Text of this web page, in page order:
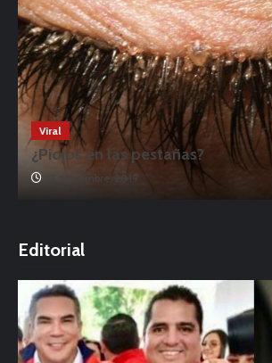
Viral
¿Piojos en las pestañas?
17 noviembre, 2019
Editorial